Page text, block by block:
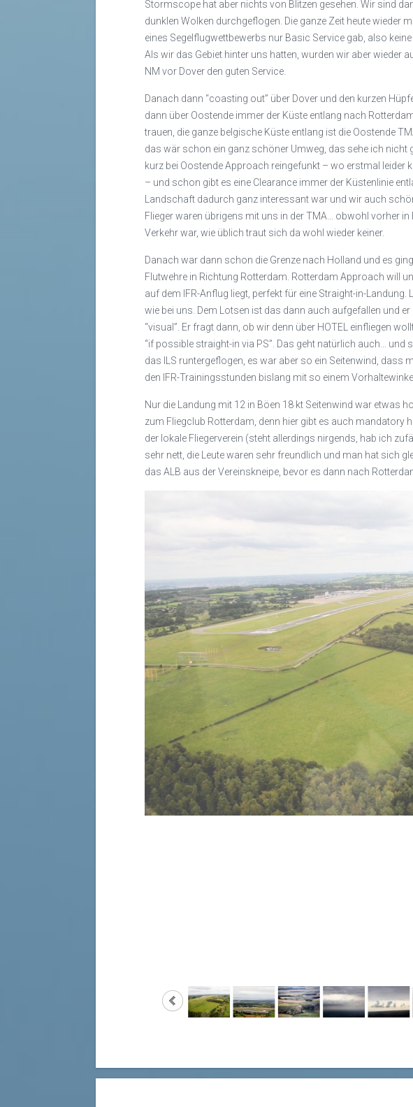
Stormscope hat aber nichts von Blitzen gesehen. Wir sind
dunklen Wolken durchgeflogen. Die ganze Zeit heute wieder
eines Segelflugwettbewerbs nur Basic Service gab, also
Als wir das Gebiet hinter uns hatten, wurden wir aber wieder
NM vor Dover den guten Service.
Danach dann “coasting out” über Dover und den kurzen
dann über Oostende immer der Küste entlang nach
trauen, die ganze belgische Küste entlang ist die Oostende
das wär schon ein ganz schöner Umweg, das sehe ich nicht
kurz bei Oostende Approach reingefunkt – wo erstmal leider
– und schon gibt es eine Clearance immer der Küstenlinie
Landschaft dadurch ganz interessant war und wir auch
Flieger waren übrigens mit uns in der TMA… obwohl vorher
Verkehr war, wie üblich traut sich da wohl wieder keiner.
Danach war dann schon die Grenze nach Holland und es
Flutwehre in Richtung Rotterdam. Rotterdam Approach will
auf dem IFR-Anflug liegt, perfekt für eine Straight-in-
wie bei uns. Dem Lotsen ist das dann auch aufgefallen und
“visual”. Er fragt dann, ob wir denn über HOTEL einfliegen
“if possible straight-in via PS”. Das geht natürlich auch… und
das ILS runtergeflogen, es war aber so ein Seitenwind, dass
den IFR-Trainingsstunden bislang mit so einem
Nur die Landung mit 12 in Böen 18 kt Seitenwind war etwas
zum Fliegclub Rotterdam, denn hier gibt es auch mandatory
der lokale Fliegerverein (steht allerdings nirgends, hab ich
sehr nett, die Leute waren sehr freundlich und man hat sich
das ALB aus der Vereinskneipe, bevor es dann nach